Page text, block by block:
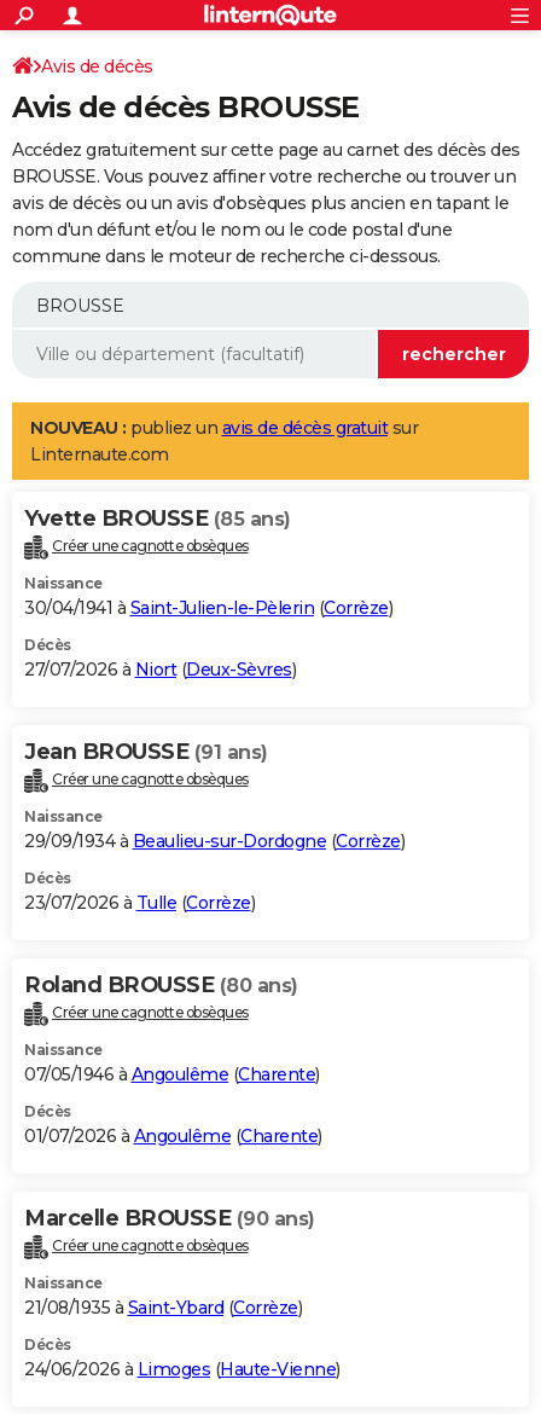
ACTUALITÉS
Politique
Société
Faits Divers
Education
Monde
Villes
+
SPORT
Coupe du monde 2026
Football
Tennis
Cyclisme
Rugby
Forum
Programme TV
TNT
Streaming
Cinéma
Sorties cinéma
Musique
+
FINANCE
Retraite
Epargne
Immobilier
Risques naturels par ville
Banque
Assurance
AUTO
Essais
Réserver un essai
Citadines
Berlines
SUV
Forum auto
+
Mobiles
Meilleur smartphone
Internet
Ordinateurs
Jeux vidéo
Guide high-tech
Aménagement intérieur
LIFESTYLE
Art de vivre
Bien-être
Loisirs
Mode
Modes de vie
Alimentation
Guide de la santé
Maladies
Médicaments
Sommeil
VOYAGE
Destinations
City break
Voyage nature
Voyage de noces
Forum
Climat
+PHOTO
GUIDES D'ACHAT
BONS PLANS
Carte de Noël
Carte Bonne année
Carte Saint-Valentin
Carte Pâques
Carte d'anniversaire
DICTIONNAIRE
Dictionnaire
Biographies
Citations
Expressions
Proverbes
PROGRAMME TV
S'inscrire
Se connecter
Lycées
Collèges
Primaires
Universités
Entreprises
Service militaire
Avis de recherche
AVIS DE DÉCÈS
Bricolage
Lifestyle
Culture
Sport
Auto
Television
Voyage
Cinema
Avis de décès
Avis de décès BROUSSE
Accédez gratuitement sur cette page au carnet des décès des
BROUSSE. Vous pouvez affiner votre recherche ou trouver un
avis de décès ou un avis d'obsèques plus ancien en tapant le
nom d'un défunt et/ou le nom ou le code postal d'une
commune dans le moteur de recherche ci-dessous.
NOUVEAU : publiez un avis de décès gratuitsur
Linternaute.com
Yvette BROUSSE (85 ans)
Créer une cagnotte obsèques
Naissance
30/04/1941 à Saint-Julien-le-Pèlerin (Corrèze)
Décès
27/07/2026 à Niort(Deux-Sèvres)
Jean BROUSSE (91 ans)
Créer une cagnotte obsèques
Naissance
29/09/1934 à Beaulieu-sur-Dordogne (Corrèze)
Décès
23/07/2026 à Tulle (Corrèze)
Roland BROUSSE (80 ans)
Créer une cagnotte obsèques
Naissance
07/05/1946 à Angoulême (Charente)
Décès
01/07/2026 à Angoulême (Charente)
Marcelle BROUSSE (90 ans)
Créer une cagnotte obsèques
Naissance
21/08/1935 à Saint-Ybard (Corrèze)
Décès
24/06/2026 à Limoges (Haute-Vienne)